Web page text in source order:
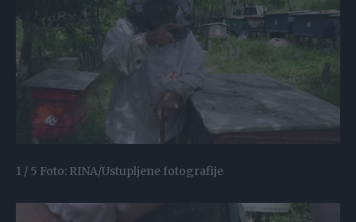
1 / 5 Foto: RINA/Ustupljene fotografije